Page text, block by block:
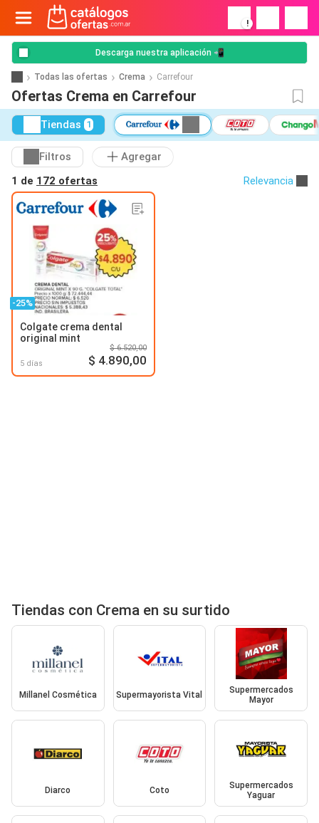
!
Descarga nuestra aplicación 📲
Todas las ofertas Crema Carrefour
Ofertas Crema en Carrefour
Tiendas 1
Filtros
Agregar
1 de 172 ofertas Relevancia
-25%
Colgate crema dental
original mint
5 días
$ 6.520,00
$ 4.890,00
Tiendas con Crema en su surtido
Millanel Cosmética Supermayorista Vital
Supermercados
Mayor
Diarco Coto
Supermercados
Yaguar